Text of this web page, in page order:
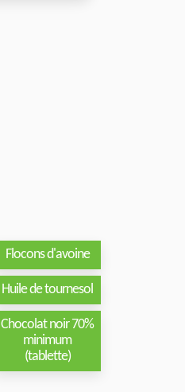
Flocons d'avoine
Huile de tournesol
Chocolat noir 70%
minimum
(tablette)